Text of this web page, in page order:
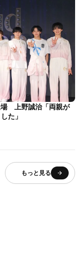
上野誠治「両親が
た」
もっと見る